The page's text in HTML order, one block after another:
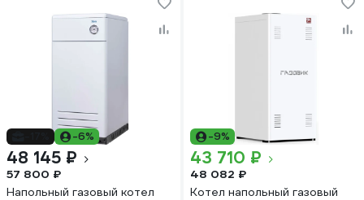
-6%
48 145 ₽
57 800 ₽
Напольный газовый котел
-9%
43 710 ₽
48 082 ₽
Котел напольный газовый